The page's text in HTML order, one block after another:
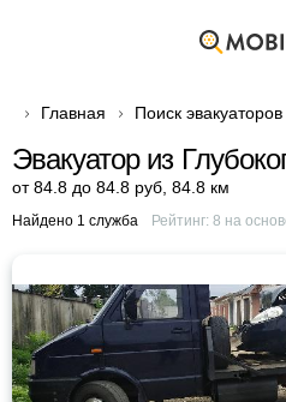
Главная Поиск эвакуаторов
Эвакуатор из
от 84.8 до 84.8 руб 84.8 км
Найдено 1 служба Рейтинг: 8 на